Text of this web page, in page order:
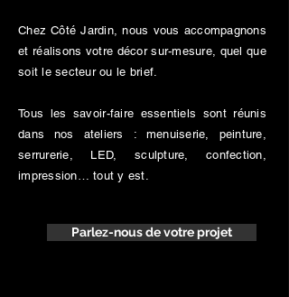
Chez Côté Jardin, nous vous accompagnons
et réalisons votre décor sur-mesure, quel que
soit le secteur ou le brief.
Tous les savoir-faire essentiels sont réunis
dans nos ateliers : menuiserie, peinture,
serrurerie, LED, sculpture, confection,
impression… tout y est.
Parlez-nous de votre projet